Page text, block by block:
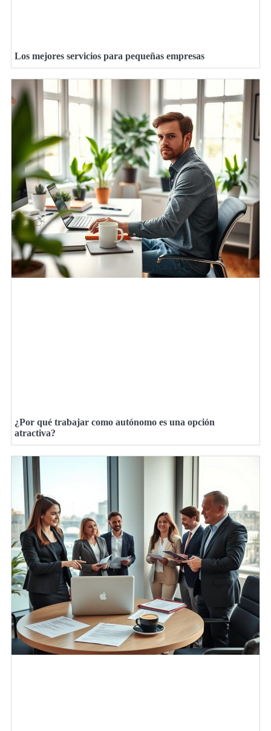
Los mejores servicios para pequeñas empresas
¿Por qué trabajar como autónomo es una opción
atractiva?